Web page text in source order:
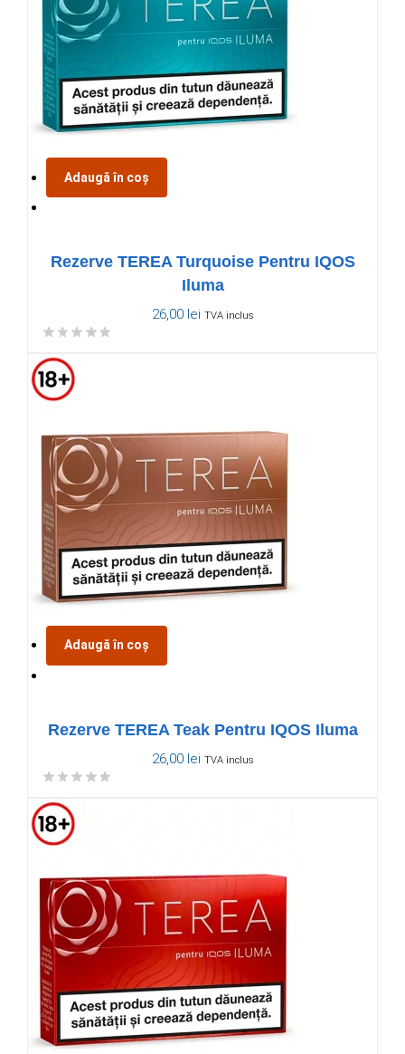
Adaugă în coș
Rezerve TEREA Turquoise Pentru IQOS
Iluma
26,00 lei TVA inclus
Adaugă în coș
Rezerve TEREA Teak Pentru IQOS Iluma
26,00 lei TVA inclus